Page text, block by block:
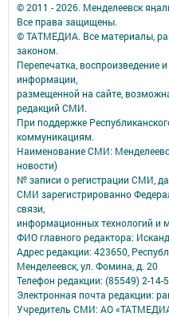
© 2011 - 2026. Менделеевск
Все права защищены.
© ТАТМЕДИА. Все материалы,
законом.
Перепечатка, воспроизведение
информации,
размещенной на сайте,
редакций СМИ.
При поддержке
коммуникациям.
Наименование СМИ:
новости)
№ записи о регистрации СМИ,
СМИ зарегистрированно
связи,
информационных технологий и
ФИО главного редактора:
Адрес редакции: 423650,
Менделеевск, ул. Фомина, д. 20
Телефон редакции: (85549) 2-14-
Электронная почта редакции:
Учредитель СМИ: АО